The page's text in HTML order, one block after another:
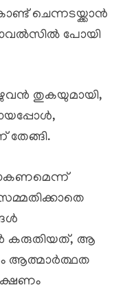
ചെന്നടയ്ക്കാൻ
പോയി
തുകയുമായി,
കരുതിയത്, ആ
ആത്മാർത്ഥത